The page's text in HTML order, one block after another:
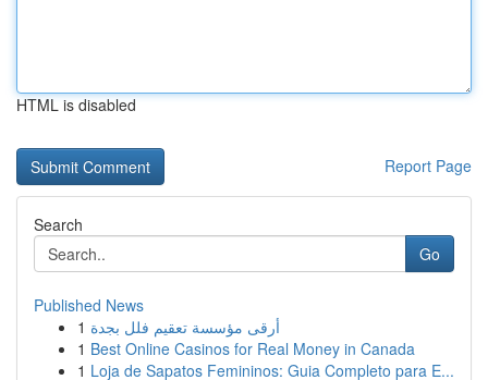
HTML is disabled
Report Page
Search
Go
Published News
1 أرقى مؤسسة تعقيم فلل بجدة
1 Best Online Casinos for Real Money in Canada
1 Loja de Sapatos Femininos: Guia Completo para E...